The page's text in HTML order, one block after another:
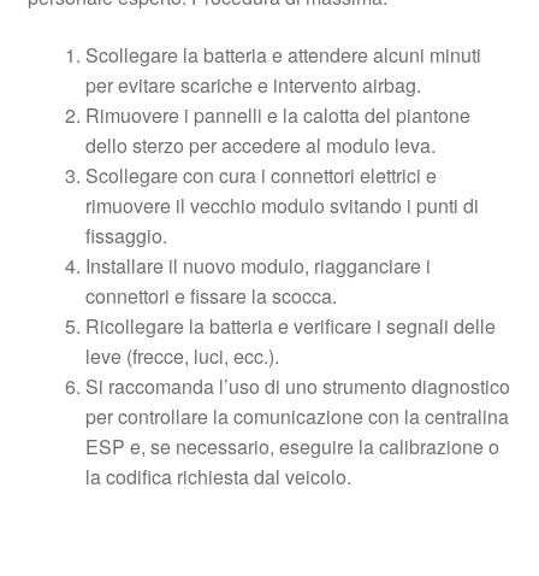
Scollegare la batteria e attendere alcuni minuti
per evitare scariche e intervento airbag.
Rimuovere i pannelli e la calotta del piantone
dello sterzo per accedere al modulo leva.
Scollegare con cura i connettori elettrici e
rimuovere il vecchio modulo svitando i punti di
fissaggio.
Installare il nuovo modulo, riagganciare i
connettori e fissare la scocca.
Ricollegare la batteria e verificare i segnali delle
leve (frecce, luci, ecc.).
Si raccomanda l’uso di uno strumento diagnostico
per controllare la comunicazione con la centralina
ESP e, se necessario, eseguire la calibrazione o
la codifica richiesta dal veicolo.